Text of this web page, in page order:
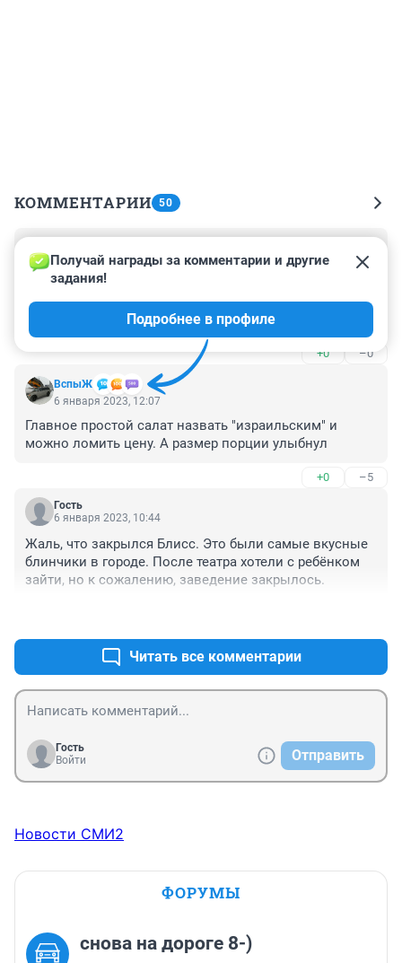
КОММЕНТАРИИ 50
6 января 2023, 18:07
полулитровые порции супа с мясом делают. Можно
нормально поесть. А эти кафе делают всë невкусно.
И порции маленькие.
+0 –0
ВспыЖ
Получай награды за комментарии и другие
задания!
Подробнее в профиле
6 января 2023, 12:07
Главное простой салат назвать "израильским" и
можно ломить цену. А размер порции улыбнул
+0 –5
Гость
6 января 2023, 10:44
Жаль, что закрылся Блисс. Это были самые вкусные
блинчики в городе. После театра хотели с ребёнком
зайти, но к сожалению, заведение закрылось.
Читать все комментарии
Гость
Войти
Отправить
Новости СМИ2
ФОРУМЫ
снова на дороге 8-)